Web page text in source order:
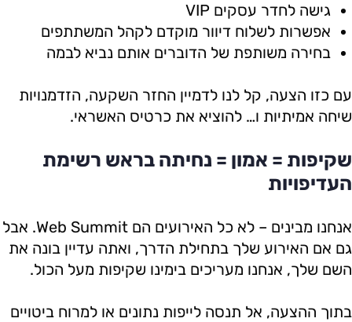
גישה לחדר עסקים VIP
אפשרות לשלוח דיוור מוקדם לקהל המשתתפים
בחירה משותפת של הדוברים אותם נביא לבמה
עם כזו הצעה, קל לנו לדמיין החזר השקעה, הזדמנויות
שיחה אמיתיות ו… להוציא את כרטיס האשראי.
שקיפות = אמון = נחיתה בראש רשימת
העדיפויות
אנחנו מבינים – לא כל האירועים הם Web Summit. אבל
גם אם האירוע שלך בתחילת הדרך, ואתה עדיין בונה את
השם שלך, אנחנו מעריכים בימינו שקיפות מעל הכול.
בתוך ההצעה, אל תנסה לייפות נתונים או למרוח ביטויים